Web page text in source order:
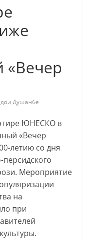
«Вечер
Душанбе
ЮНЕСКО в
«Вечер
летию со дня
Мероприятие
на
при